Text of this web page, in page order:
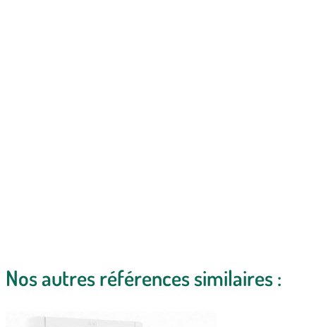
Nos autres références similaires :